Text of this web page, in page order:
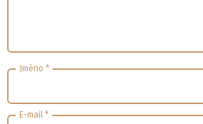
Jméno *
E-mail *